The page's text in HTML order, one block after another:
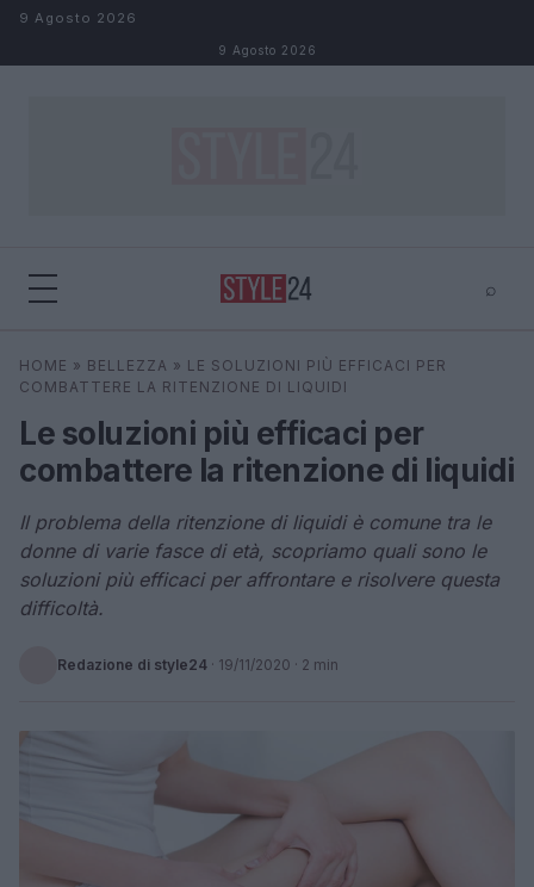
Salta al contenuto
9 Agosto 2026
9 Agosto 2026
⌕
Cerca
HOME » BELLEZZA » LE SOLUZIONI PIÙ EFFICACI PER
COMBATTERE LA RITENZIONE DI LIQUIDI
Le soluzioni più efficaci per
combattere la ritenzione di liquidi
Il problema della ritenzione di liquidi è comune tra le
donne di varie fasce di età, scopriamo quali sono le
soluzioni più efficaci per affrontare e risolvere questa
difficoltà.
Redazione di style24 · 19/11/2020 · 2 min